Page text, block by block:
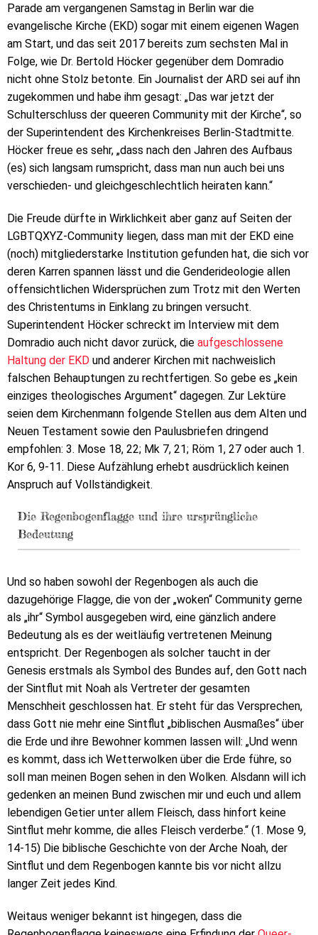
Parade am vergangenen Samstag in Berlin war die
evangelische Kirche (EKD) sogar mit einem eigenen Wagen
am Start, und das seit 2017 bereits zum sechsten Mal in
Folge, wie Dr. Bertold Höcker gegenüber dem Domradio
nicht ohne Stolz betonte. Ein Journalist der ARD sei auf ihn
zugekommen und habe ihm gesagt: „Das war jetzt der
Schulterschluss der queeren Community mit der Kirche“, so
der Superintendent des Kirchenkreises Berlin-Stadtmitte.
Höcker freue es sehr, „dass nach den Jahren des Aufbaus
(es) sich langsam rumspricht, dass man nun auch bei uns
verschieden- und gleichgeschlechtlich heiraten kann.“
Die Freude dürfte in Wirklichkeit aber ganz auf Seiten der
LGBTQXYZ-Community liegen, dass man mit der EKD eine
(noch) mitgliederstarke Institution gefunden hat, die sich vor
deren Karren spannen lässt und die Genderideologie allen
offensichtlichen Widersprüchen zum Trotz mit den Werten
des Christentums in Einklang zu bringen versucht.
Superintendent Höcker schreckt im Interview mit dem
Domradio auch nicht davor zurück, die aufgeschlossene
Haltung der EKD und anderer Kirchen mit nachweislich
falschen Behauptungen zu rechtfertigen. So gebe es „kein
einziges theologisches Argument“ dagegen. Zur Lektüre
seien dem Kirchenmann folgende Stellen aus dem Alten und
Neuen Testament sowie den Paulusbriefen dringend
empfohlen: 3. Mose 18, 22; Mk 7, 21; Röm 1, 27 oder auch 1.
Kor 6, 9-11. Diese Aufzählung erhebt ausdrücklich keinen
Anspruch auf Vollständigkeit.
Die Regenbogenflagge und ihre ursprüngliche
Bedeutung
Und so haben sowohl der Regenbogen als auch die
dazugehörige Flagge, die von der „woken“ Community gerne
als „ihr“ Symbol ausgegeben wird, eine gänzlich andere
Bedeutung als es der weitläufig vertretenen Meinung
entspricht. Der Regenbogen als solcher taucht in der
Genesis erstmals als Symbol des Bundes auf, den Gott nach
der Sintflut mit Noah als Vertreter der gesamten
Menschheit geschlossen hat. Er steht für das Versprechen,
dass Gott nie mehr eine Sintflut „biblischen Ausmaßes“ über
die Erde und ihre Bewohner kommen lassen will: „Und wenn
es kommt, dass ich Wetterwolken über die Erde führe, so
soll man meinen Bogen sehen in den Wolken. Alsdann will ich
gedenken an meinen Bund zwischen mir und euch und allem
lebendigen Getier unter allem Fleisch, dass hinfort keine
Sintflut mehr komme, die alles Fleisch verderbe.“ (1. Mose 9,
14-15) Die biblische Geschichte von der Arche Noah, der
Sintflut und dem Regenbogen kannte bis vor nicht allzu
langer Zeit jedes Kind.
Weitaus weniger bekannt ist hingegen, dass die